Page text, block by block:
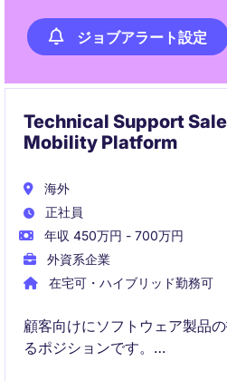
ジョブアラート設定
Technical Support
Mobility Platform
海外
正社員
年収 450万円 - 700万円
外資系企業
在宅可・ハイブリッド勤務可
顧客向けにソフトウェア製品
るポジションです。